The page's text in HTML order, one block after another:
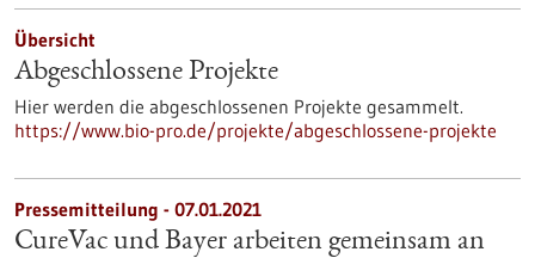
Übersicht
Abgeschlossene Projekte
Hier werden die abgeschlossenen Projekte gesammelt.
https://www.bio-pro.de/projekte/abgeschlossene-projekte
Pressemitteilung - 07.01.2021
CureVac und Bayer arbeiten gemeinsam an